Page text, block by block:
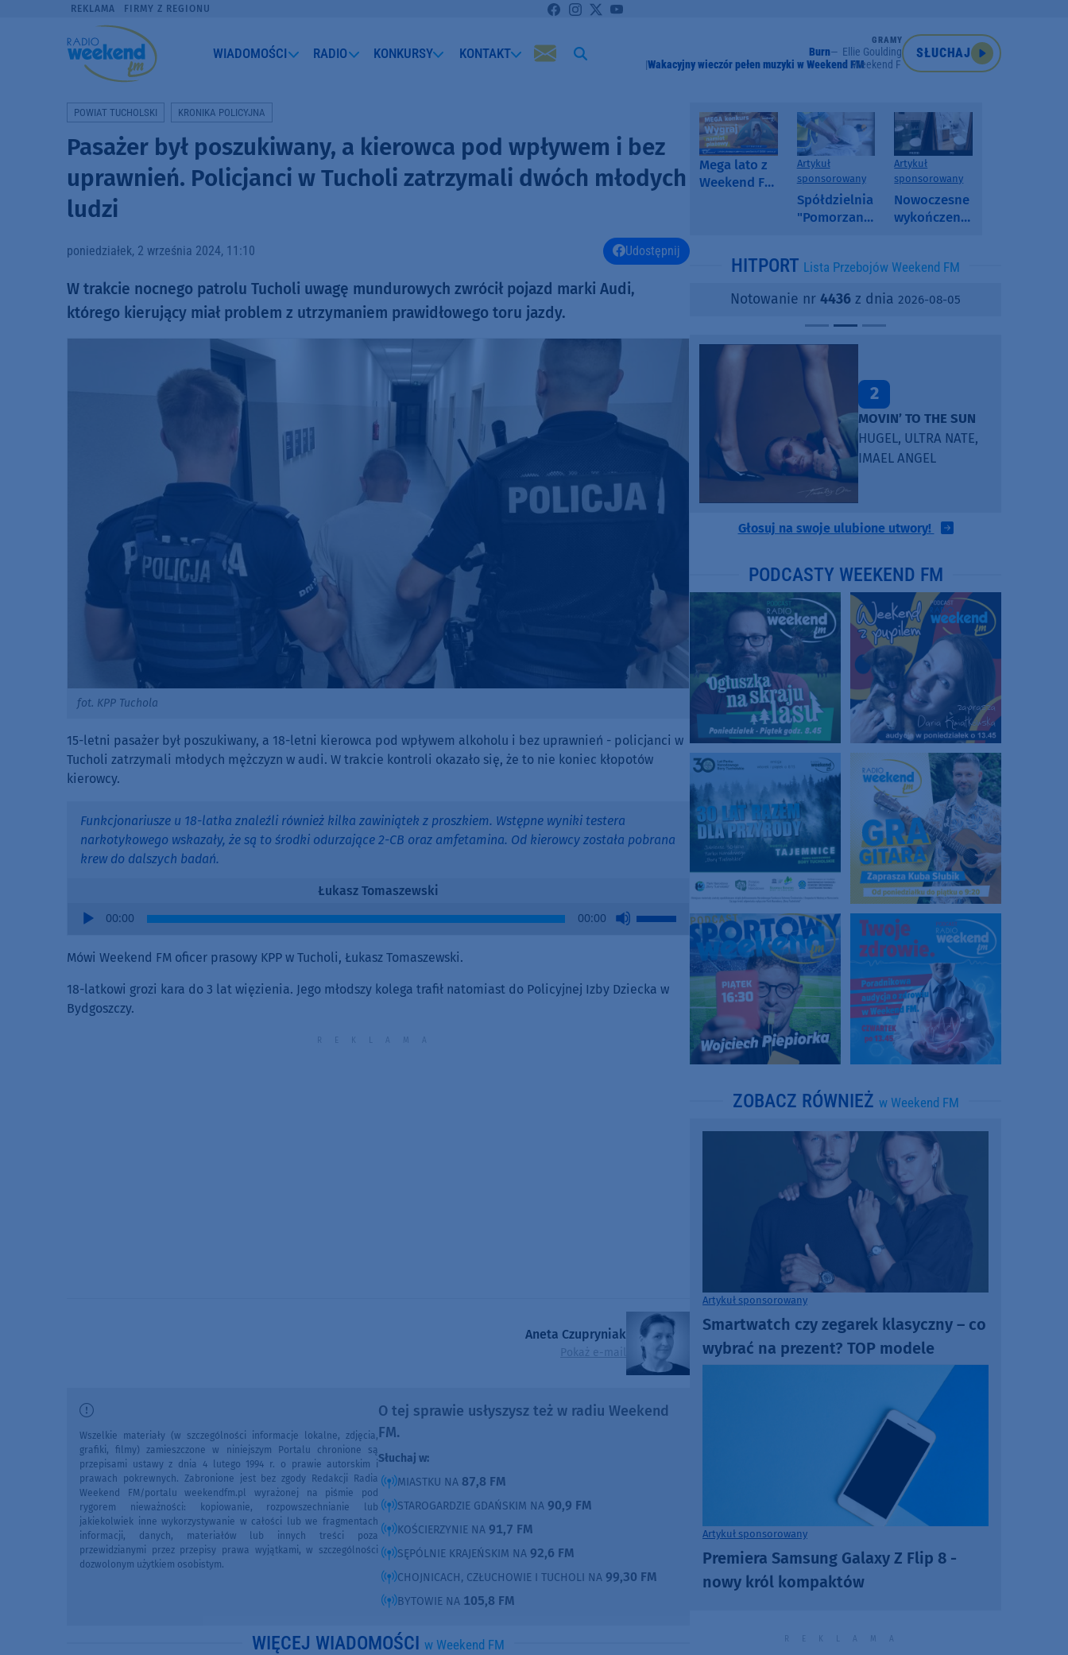
REKLAMA FIRMY Z REGIONU
WIADOMOŚCI RADIO KONKURSY KONTAKT
GRAMY
Burn
Ellie Goulding
Wakacyjny wieczór pełen muzyki w Weekend FMWeekend FM
SŁUCHAJ
POWIAT TUCHOLSKI KRONIKA POLICYJNA
Pasażer był poszukiwany, a kierowca pod wpływem i bez
uprawnień. Policjanci w Tucholi zatrzymali dwóch młodych
ludzi
poniedziałek, 2 września 2024, 11:10 Udostępnij
W trakcie nocnego patrolu Tucholi uwagę mundurowych zwrócił pojazd marki Audi,
którego kierujący miał problem z utrzymaniem prawidłowego toru jazdy.
fot. KPP Tuchola
15-letni pasażer był poszukiwany, a 18-letni kierowca pod wpływem alkoholu i bez uprawnień - policjanci w
Tucholi zatrzymali młodych mężczyzn w audi. W trakcie kontroli okazało się, że to nie koniec kłopotów
kierowcy.
Funkcjonariusze u 18-latka znaleźli również kilka zawiniątek z proszkiem. Wstępne wyniki testera
narkotykowego wskazały, że są to środki odurzające 2-CB oraz amfetamina. Od kierowcy została pobrana
krew do dalszych badań.
Łukasz Tomaszewski
Audio
00:00 00:00
Use
Up/Down
to
Mówi Weekend FM oficer prasowy KPP w Tucholi, Łukasz Tomaszewski.
18-latkowi grozi kara do 3 lat więzienia. Jego młodszy kolega trafił natomiast do Policyjnej Izby Dziecka w
Bydgoszczy.
Aneta Czupryniak
Pokaż e-mail
O tej sprawie usłyszysz też w radiu Weekend
FM.
Słuchaj w:
MIASTKU NA 87,8 FM
STAROGARDZIE GDAŃSKIM NA 90,9 FM
KOŚCIERZYNIE NA 91,7 FM
SĘPÓLNIE KRAJEŃSKIM NA 92,6 FM
CHOJNICACH, CZŁUCHOWIE I TUCHOLI NA 99,30 FM
BYTOWIE NA 105,8 FM
Wszelkie materiały (w szczególności informacje lokalne, zdjęcia,
grafiki, filmy) zamieszczone w niniejszym Portalu chronione są
przepisami ustawy z dnia 4 lutego 1994 r. o prawie autorskim i
prawach pokrewnych. Zabronione jest bez zgody Redakcji Radia
Weekend FM/portalu weekendfm.pl wyrażonej na piśmie pod
rygorem nieważności: kopiowanie, rozpowszechnianie lub
jakiekolwiek inne wykorzystywanie w całości lub we fragmentach
informacji, danych, materiałów lub innych treści poza
przewidzianymi przez przepisy prawa wyjątkami, w szczególności
dozwolonym użytkiem osobistym.
WIĘCEJ WIADOMOŚCI w Weekend FM
Mega lato z
Weekend FM
Artykuł
sponsorowany
Spółdzielnia
"Pomorzanka"
informuje o
i ofertach
najmu
Artykuł
sponsorowany
Nowoczesne
wykończenia
SPC, WPC i
kamienny
HITPORT Lista Przebojów Weekend FM
Notowanie nr 4436 z dnia 2026-08-05
2
MOVIN’ TO THE SUN
HUGEL, ULTRA NATE,
IMAEL ANGEL
Głosuj na swoje ulubione utwory!
PODCASTY WEEKEND FM
ZOBACZ RÓWNIEŻ w Weekend FM
Artykuł sponsorowany
Smartwatch czy zegarek klasyczny – co
wybrać na prezent? TOP modele
Artykuł sponsorowany
Premiera Samsung Galaxy Z Flip 8 -
nowy król kompaktów